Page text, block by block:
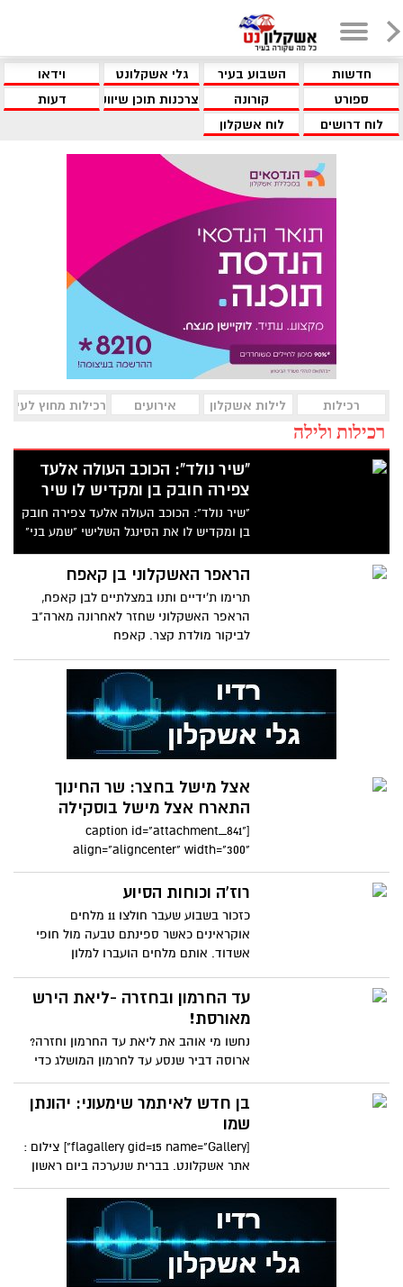
חדשות השבוע בעיר גלי אשקלונט
וידאו
ספורט
קורונה צרכנות תוכן שיווקי
דעות
לוח דרושים
לוח אשקלון
רכילות לילות אשקלון אירועים רכילות מחוץ לעיר
רכילות ולילה
"שיר נולד": הכוכב העולה אלעד
צפירה חובק בן ומקדיש לו שיר
"שיר נולד": הכוכב העולה אלעד צפירה חובק
בן ומקדיש לו את הסינגל השלישי "שמע בני"
לפני חצי שנה הוציא
הראפר האשקלוני בן קאפח
תרימו ת'ידיים ותנו במצלתיים לבן קאפח,
הראפר האשקלוני שחזר לאחרונה מארה"ב
לביקור מולדת קצר. קאפח
אצל מישל בחצר: שר החינוך
התארח אצל מישל בוסקילה
[caption id="attachment_841"
align="aligncenter" width="300"
caption="בחצר של מישל בוסקילה עם
רוז'ה וכוחות הסיוע
כזכור בשבוע שעבר חולצו 11 מלחים
אוקראינים כאשר ספינתם טבעה מול חופי
אשדוד. אותם מלחים הועברו למלון
עד החרמון ובחזרה -ליאת הירש
מאורסת!
נחשו מי אוהב את ליאת עד החרמון וחזרה?
ארוסה דביר שנסע עד לחרמון המושלג כדי
להציע לאהובת ליבו הצעת
בן חדש לאיתמר שימעוני: יהונתן
שמו
[flagallery gid=15 name="Gallery"] צילום :
אתר אשקלונט. בברית שנערכה ביום ראשון
בצהריים נראה כאלו